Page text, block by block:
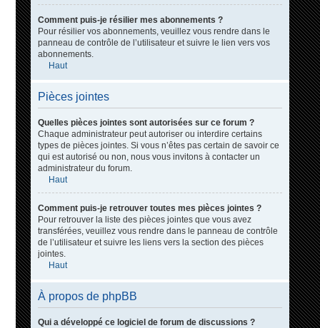
Comment puis-je résilier mes abonnements ?
Pour résilier vos abonnements, veuillez vous rendre dans le
panneau de contrôle de l’utilisateur et suivre le lien vers vos
abonnements.
Haut
Pièces jointes
Quelles pièces jointes sont autorisées sur ce forum ?
Chaque administrateur peut autoriser ou interdire certains
types de pièces jointes. Si vous n’êtes pas certain de savoir ce
qui est autorisé ou non, nous vous invitons à contacter un
administrateur du forum.
Haut
Comment puis-je retrouver toutes mes pièces jointes ?
Pour retrouver la liste des pièces jointes que vous avez
transférées, veuillez vous rendre dans le panneau de contrôle
de l’utilisateur et suivre les liens vers la section des pièces
jointes.
Haut
À propos de phpBB
Qui a développé ce logiciel de forum de discussions ?